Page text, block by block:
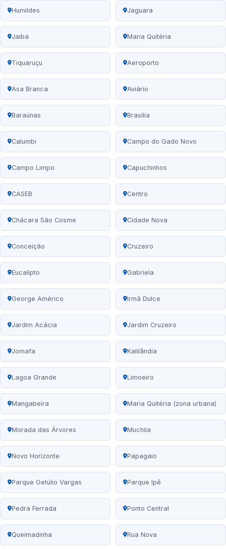
Humildes Jaguara
Jaíba Maria Quitéria
Tiquaruçu Aeroporto
Asa Branca Aviário
Baraúnas Brasília
Calumbi Campo do Gado Novo
Campo Limpo Capuchinhos
CASEB Centro
Chácara São Cosme Cidade Nova
Conceição Cruzeiro
Eucalipto Gabriela
George Américo Irmã Dulce
Jardim Acácia Jardim Cruzeiro
Jomafa Kalilândia
Lagoa Grande Limoeiro
Mangabeira Maria Quitéria (zona urbana)
Morada das Árvores Muchila
Novo Horizonte Papagaio
Parque Getúlio Vargas Parque Ipê
Pedra Ferrada Ponto Central
Queimadinha Rua Nova